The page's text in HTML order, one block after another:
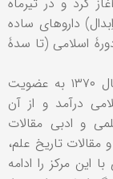
داروهای ساده
اسلامی (تا سدۀ
او همزمان با تحصیل در مهندسی برق و از سال ۱۳۷۰ به عضویت
درآمد و از آن
و ادبی مقالات
مقالات تاریخ علم،
این مرکز را ادامه